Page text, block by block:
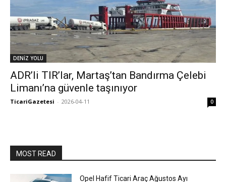
DENİZ YOLU
ADR’li TIR’lar, Martaş’tan Bandırma Çelebi
Limanı’na güvenle taşınıyor
TicariGazetesi - 2026-04-11 0
MOST READ
Opel Hafif Ticari Araç Ağustos Ayı